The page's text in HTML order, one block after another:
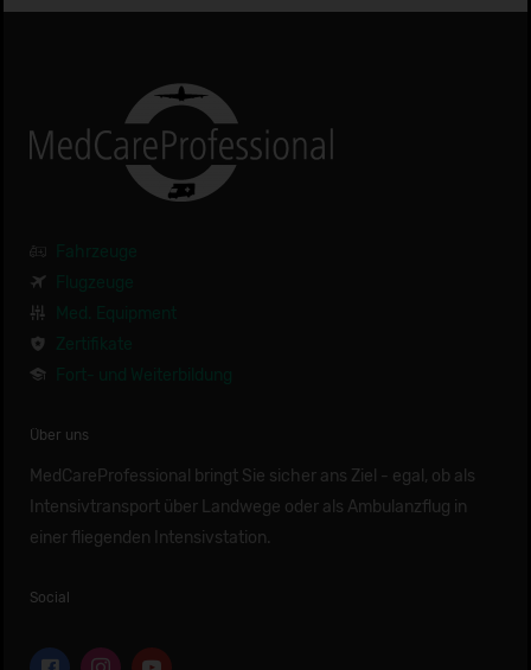
Über uns
MedCareProfessional bringt Sie sicher ans Ziel - egal, ob als
Intensivtransport über Landwege oder als Ambulanzflug in
einer fliegenden Intensivstation.
Social